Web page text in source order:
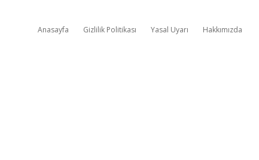
Anasayfa Gizlilik Politikası Yasal Uyarı Hakkımızda